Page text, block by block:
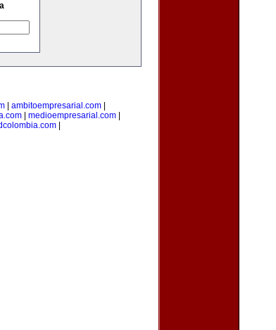
ambitoempresarial.com
medioempresarial.com
|